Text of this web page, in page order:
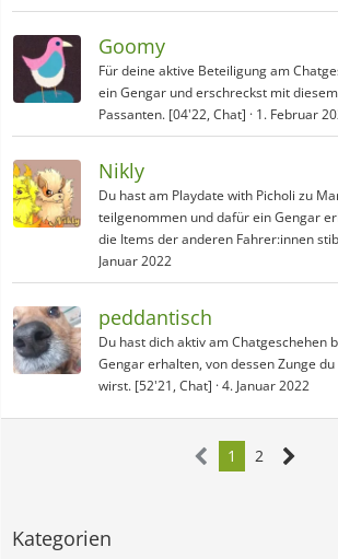
Goomy
Für deine aktive Beteiligung am
ein Gengar und erschreckst mit
Passanten. [04'22, Chat]
1. Februar
Nikly
Du hast am Playdate with Picholi zu
teilgenommen und dafür ein Gengar
die Items der anderen Fahrer:innen
Januar 2022
peddantisch
Du hast dich aktiv am Chatgeschehen
Gengar erhalten, von dessen Zunge
wirst. [52'21, Chat] 4. Januar 2022
1 2
Kategorien